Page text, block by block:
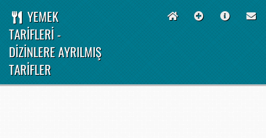
YEMEK
TARİFLERİ -
DİZİNLERE AYRILMIŞ
TARİFLER